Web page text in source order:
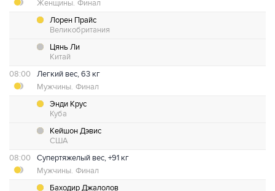
Женщины. Финал
Лорен Прайс
Великобритания
Цянь Ли
Китай
08:00
Легкий вес, 63 кг
Мужчины. Финал
Энди Крус
Куба
Кейшон Дэвис
США
08:00
Супертяжелый вес, +91 кг
Мужчины. Финал
Баходир Джалолов